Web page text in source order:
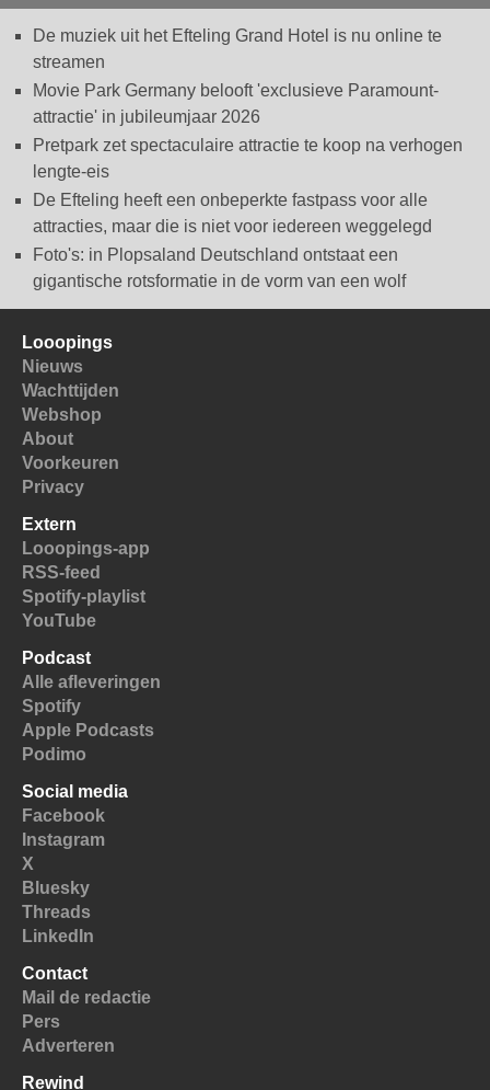
De muziek uit het Efteling Grand Hotel is nu online te
streamen
Movie Park Germany belooft 'exclusieve Paramount-
attractie' in jubileumjaar 2026
Pretpark zet spectaculaire attractie te koop na verhogen
lengte-eis
De Efteling heeft een onbeperkte fastpass voor alle
attracties, maar die is niet voor iedereen weggelegd
Foto's: in Plopsaland Deutschland ontstaat een
gigantische rotsformatie in de vorm van een wolf
Looopings
Nieuws
Wachttijden
Webshop
About
Voorkeuren
Privacy
Extern
Looopings-app
RSS-feed
Spotify-playlist
YouTube
Podcast
Alle afleveringen
Spotify
Apple Podcasts
Podimo
Social media
Facebook
Instagram
X
Bluesky
Threads
LinkedIn
Contact
Mail de redactie
Pers
Adverteren
Rewind